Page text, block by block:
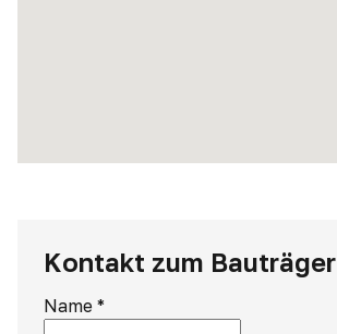
Kontakt zum Bauträger
Name *